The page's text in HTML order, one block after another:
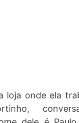
loja onde ela